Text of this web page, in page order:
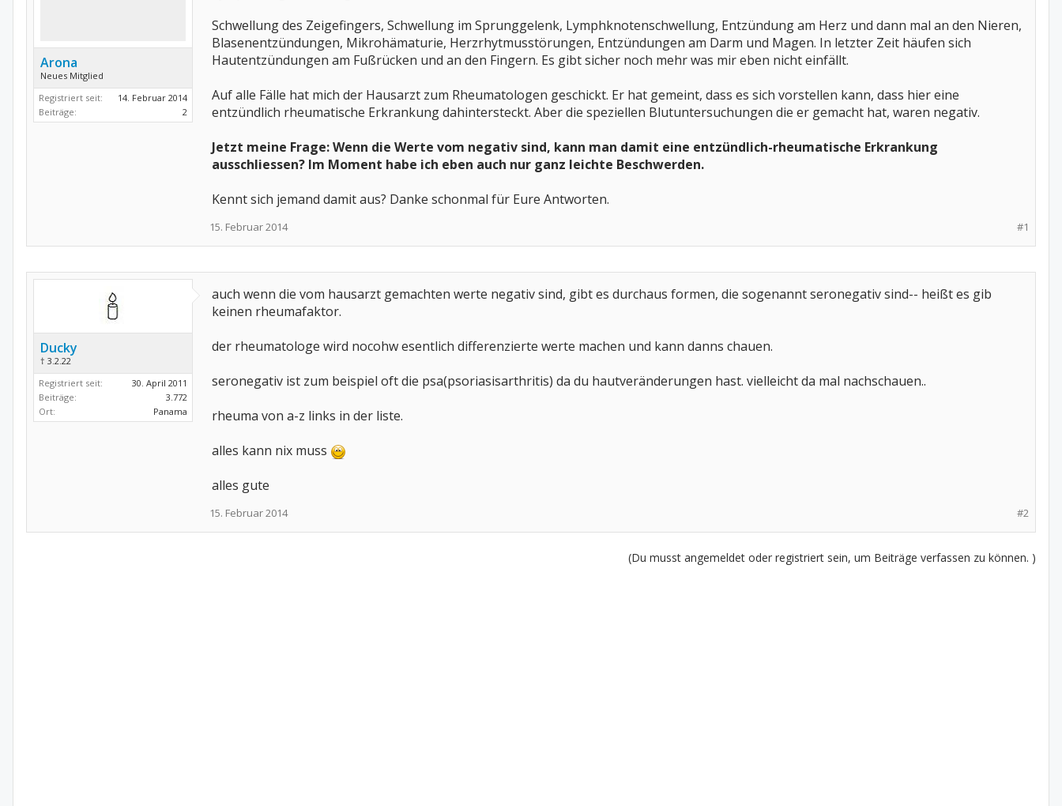
Arona
Neues Mitglied
Registriert seit:
14. Februar 2014
Beiträge:
2
Schwellung des Zeigefingers, Schwellung im Sprunggelenk, Lymphknotenschwellung, Entzündung am Herz und dann mal an den Nieren,
Blasenentzündungen, Mikrohämaturie, Herzrhytmusstörungen, Entzündungen am Darm und Magen. In letzter Zeit häufen sich
Hautentzündungen am Fußrücken und an den Fingern. Es gibt sicher noch mehr was mir eben nicht einfällt.
Auf alle Fälle hat mich der Hausarzt zum Rheumatologen geschickt. Er hat gemeint, dass es sich vorstellen kann, dass hier eine
entzündlich rheumatische Erkrankung dahintersteckt. Aber die speziellen Blutuntersuchungen die er gemacht hat, waren negativ.
Jetzt meine Frage: Wenn die Werte vom negativ sind, kann man damit eine entzündlich-rheumatische Erkrankung
ausschliessen? Im Moment habe ich eben auch nur ganz leichte Beschwerden.
Kennt sich jemand damit aus? Danke schonmal für Eure Antworten.
#1
15. Februar 2014
Ducky
† 3.2.22
Registriert seit:
30. April 2011
Beiträge:
3.772
Ort:
Panama
auch wenn die vom hausarzt gemachten werte negativ sind, gibt es durchaus formen, die sogenannt seronegativ sind-- heißt es gib
keinen rheumafaktor.
der rheumatologe wird nocohw esentlich differenzierte werte machen und kann danns chauen.
seronegativ ist zum beispiel oft die psa(psoriasisarthritis) da du hautveränderungen hast. vielleicht da mal nachschauen..
rheuma von a-z links in der liste.
alles kann nix muss
alles gute
#2
15. Februar 2014
(Du musst angemeldet oder registriert sein, um Beiträge verfassen zu können. )